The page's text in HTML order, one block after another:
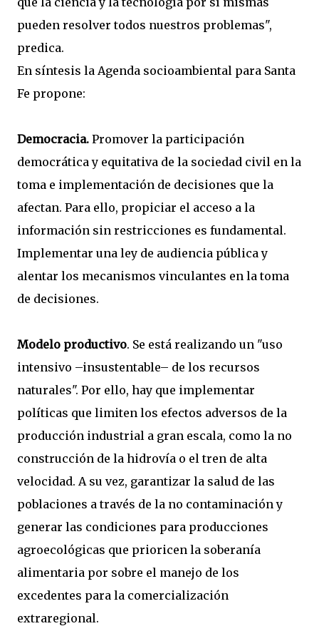
pueden resolver todos nuestros problemas",
predica.
En síntesis la Agenda socioambiental para Santa
Fe propone:
Democracia. Promover la participación
democrática y equitativa de la sociedad civil en la
toma e implementación de decisiones que la
afectan. Para ello, propiciar el acceso a la
información sin restricciones es fundamental.
Implementar una ley de audiencia pública y
alentar los mecanismos vinculantes en la toma
de decisiones.
Modelo productivo. Se está realizando un "uso
intensivo –insustentable– de los recursos
naturales". Por ello, hay que implementar
políticas que limiten los efectos adversos de la
producción industrial a gran escala, como la no
construcción de la hidrovía o el tren de alta
velocidad. A su vez, garantizar la salud de las
poblaciones a través de la no contaminación y
generar las condiciones para producciones
agroecológicas que prioricen la soberanía
alimentaria por sobre el manejo de los
excedentes para la comercialización
extraregional.